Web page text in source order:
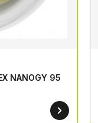
NANOGY 95